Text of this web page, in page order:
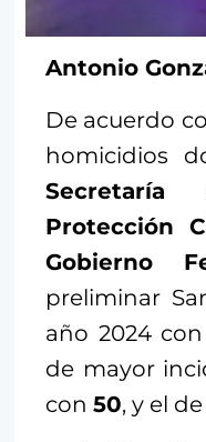
Antonio
De acuerdo
homicidios
Protección
Gobierno
preliminar
año 2024 con
de mayor
con 50, y el